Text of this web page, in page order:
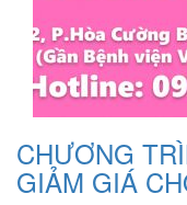
CHƯƠNG
GIẢM GIÁ